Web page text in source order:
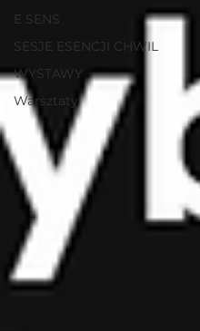
E SENS
SESJE ESENCJI CHWIL
WYSTAWY
Warsztaty